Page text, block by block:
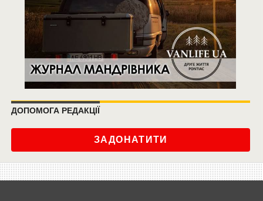
ДОПОМОГА РЕДАКЦІЇ
ЗАДОНАТИТИ